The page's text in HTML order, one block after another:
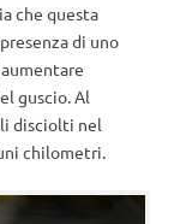
che questa
di uno
guscio. Al
disciolti nel
chilometri.